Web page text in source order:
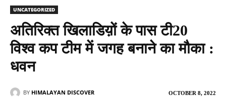
UNCATEGORIZED
अतिरिक्त खिलाडिय़ों के पास टी20
विश्व कप टीम में जगह बनाने का मौका :
धवन
OCTOBER 8, 2022
BY HIMALAYAN DISCOVER